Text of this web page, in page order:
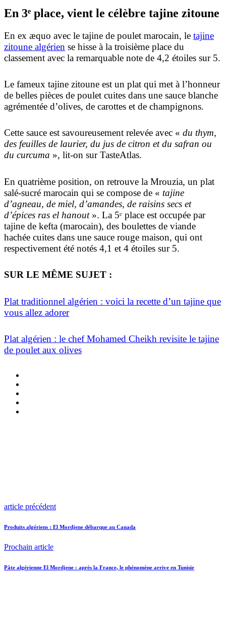
En 3ᵉ place, vient le célèbre tajine zitoune
En ex æquo avec le tajine de poulet marocain, le tajine
zitoune algérien se hisse à la troisième place du
classement avec la remarquable note de 4,2 étoiles sur 5.
Le fameux tajine zitoune est un plat qui met à l’honneur
de belles pièces de poulet cuites dans une sauce blanche
agrémentée d’olives, de carottes et de champignons.
Cette sauce est savoureusement relevée avec « du thym,
des feuilles de laurier, du jus de citron et du safran ou
du curcuma », lit-on sur TasteAtlas.
En quatrième position, on retrouve la Mrouzia, un plat
salé-sucré marocain qui se compose de « tajine
d’agneau, de miel, d’amandes, de raisins secs et
d’épices ras el hanout ». La 5ᵉ place est occupée par
tajine de kefta (marocain), des boulettes de viande
hachée cuites dans une sauce rouge maison, qui ont
respectivement été notés 4,1 et 4 étoiles sur 5.
SUR LE MÊME SUJET :
Plat traditionnel algérien : voici la recette d’un tajine que
vous allez adorer
Plat algérien : le chef Mohamed Cheikh revisite le tajine
de poulet aux olives
article précédent
Produits algériens : El Mordjene débarque au Canada
Prochain article
Pâte algérienne El Mordjene : après la France, le phénomène arrive en Tunisie